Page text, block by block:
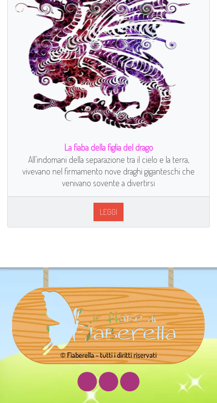
La fiaba della figlia del drago
All’indomani della separazione tra il cielo e la terra,
vivevano nel firmamento nove draghi giganteschi che
venivano sovente a divertirsi
LEGGI